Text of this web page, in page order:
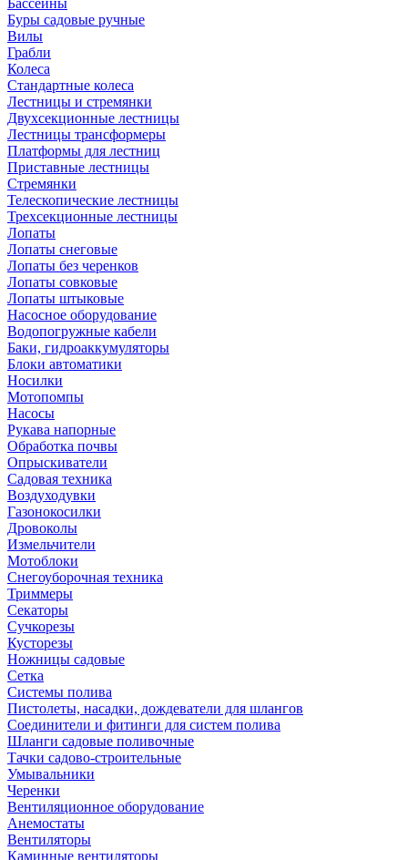
Бассейны
Буры садовые ручные
Вилы
Грабли
Колеса
Стандартные колеса
Лестницы и стремянки
Двухсекционные лестницы
Лестницы трансформеры
Платформы для лестниц
Приставные лестницы
Стремянки
Телескопические лестницы
Трехсекционные лестницы
Лопаты
Лопаты снеговые
Лопаты без черенков
Лопаты совковые
Лопаты штыковые
Насосное оборудование
Водопогружные кабели
Баки, гидроаккумуляторы
Блоки автоматики
Носилки
Мотопомпы
Насосы
Рукава напорные
Обработка почвы
Опрыскиватели
Садовая техника
Воздуходувки
Газонокосилки
Дровоколы
Измельчители
Мотоблоки
Снегоуборочная техника
Триммеры
Секаторы
Сучкорезы
Кусторезы
Ножницы садовые
Сетка
Системы полива
Пистолеты, насадки, дождеватели для шлангов
Соединители и фитинги для систем полива
Шланги садовые поливочные
Тачки садово-строительные
Умывальники
Черенки
Вентиляционное оборудование
Анемостаты
Вентиляторы
Каминные вентиляторы